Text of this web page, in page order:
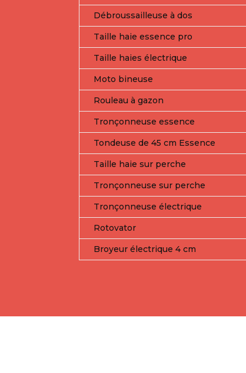
Débroussailleuse à dos
Taille haie essence pro
Taille haies électrique
Moto bineuse
Rouleau à gazon
Tronçonneuse essence
Tondeuse de 45 cm Essence
Taille haie sur perche
Tronçonneuse sur perche
Tronçonneuse électrique
Rotovator
Broyeur électrique 4 cm